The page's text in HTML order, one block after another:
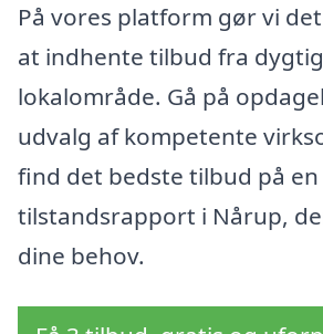
På vores platform gør vi
at indhente tilbud fra
lokalområde. Gå på
udvalg af kompetente
find det bedste tilbud på en
tilstandsrapport i Nårup,
dine behov.